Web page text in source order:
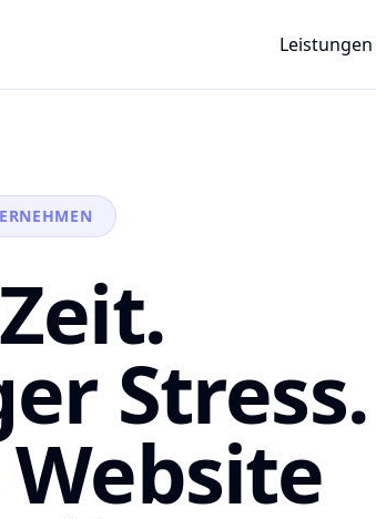
Leistungen
Stress.